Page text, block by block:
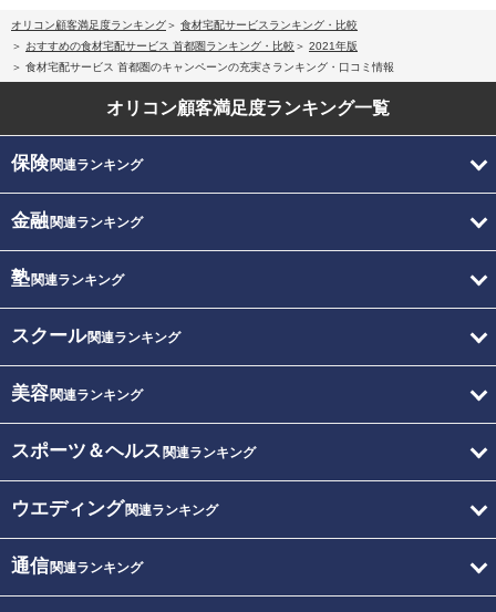
オリコン顧客満足度ランキング
食材宅配サービスランキング・比較
おすすめの食材宅配サービス 首都圏ランキング・比較
2021年版
食材宅配サービス 首都圏のキャンペーンの充実さランキング・口コミ情報
オリコン顧客満足度ランキング一覧
保険関連ランキング
金融関連ランキング
塾関連ランキング
スクール関連ランキング
美容関連ランキング
スポーツ＆ヘルス 関連ランキング
ウエディング関連ランキング
通信関連ランキング